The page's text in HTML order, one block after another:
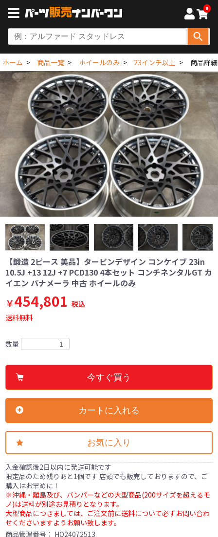
0
ホーム 商品一覧 ホイールのみ 23インチ以上 商品詳細
【鍛造 2ピース 美品】タービンデザイン コンケイブ 23in
10.5J +13 12J +7 PCD130 4本セット コンチネンタルGT カ
イエン パナメーラ 中古 ホイールのみ
￥454,801 税込
送料無料
数量
今すぐ買う
カートに入れる
お気に入り
入金確認後2日以内に発送可能です
限定品のため残りあと1個です 店頭でも販売しておりますので、ご
購入はお早めに！
※沖縄・離島及び、バンパーなどの大型商品(200サイズを超えるモ
ノ)は送料が別途お見積りとなります。
大型商品につきましては、ご注文前に送料について必ずお問い合わ
せくださいますようお願い致します。
商品管理番号： HO24072513